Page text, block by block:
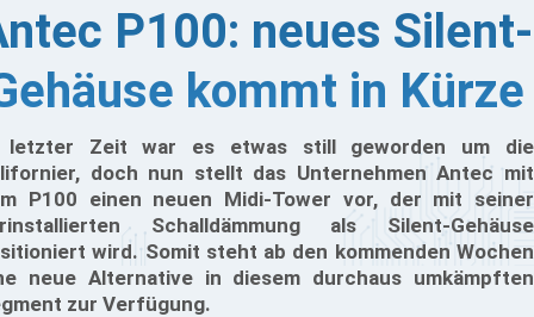
P100: neues Silent-
kommt in Kürze
letzter Zeit war es etwas still geworden um die
doch nun stellt das Unternehmen Antec mit
P100 einen neuen Midi-Tower vor, der mit seiner
Schalldämmung als Silent-Gehäuse
wird. Somit steht ab den kommenden Wochen
neue Alternative in diesem durchaus umkämpften
zur Verfügung.